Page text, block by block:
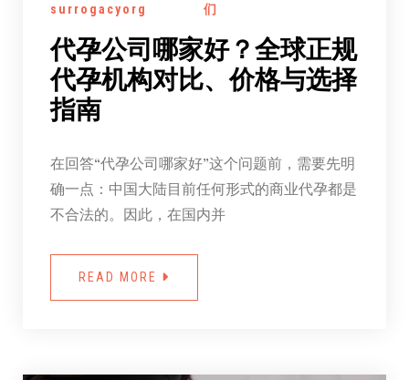
surrogacyorg
们
代孕公司哪家好？全球正规
代孕机构对比、价格与选择
指南
在回答“代孕公司哪家好”这个问题前，需要先明
确一点：中国大陆目前任何形式的商业代孕都是
不合法的。因此，在国内并
READ MORE